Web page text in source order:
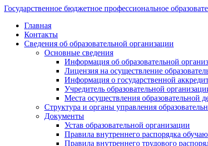
Государственное бюджетное профессиональное
Главная
Контакты
Сведения об образовательной организации
Основные сведения
Информация об образовательной
Лицензия на осуществление
Информация о государственной
Учредитель образовательной
Места осуществления образовательной
Структура и органы управления
Документы
Устав образовательной организации
Правила внутреннего распорядка
Правила внутреннего трудового